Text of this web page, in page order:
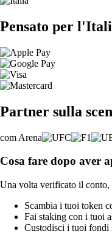
Pensato per
Partner sulla
Cosa fare dopo aver
Una volta verificato il conto,
Scambia i tuoi token
Fai staking con i tuoi
Custodisci i tuoi fondi